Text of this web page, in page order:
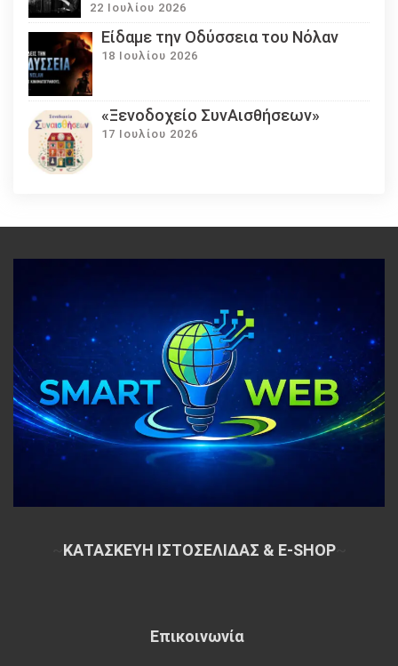
22 Ιουλίου 2026
Eίδαμε την Οδύσσεια του Νόλαν
18 Ιουλίου 2026
«Ξενοδοχείο ΣυνΑισθήσεων»
17 Ιουλίου 2026
ΚΑΤΑΣΚΕΥΗ ΙΣΤΟΣΕΛΙΔΑΣ & E-SHOP~
Επικοινωνία